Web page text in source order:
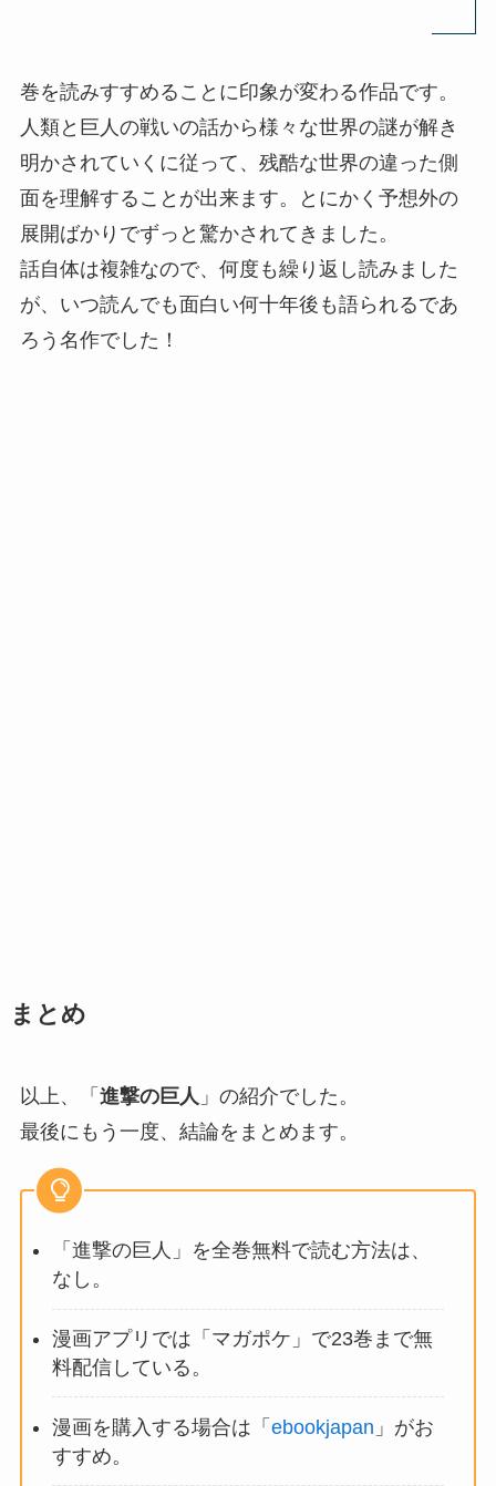
巻を読みすすめることに印象が変わる作品です。
人類と巨人の戦いの話から様々な世界の謎が解き
明かされていくに従って、残酷な世界の違った側
面を理解することが出来ます。とにかく予想外の
展開ばかりでずっと驚かされてきました。
話自体は複雑なので、何度も繰り返し読みました
が、いつ読んでも面白い何十年後も語られるであ
ろう名作でした！
まとめ
以上、「 進撃の巨人 」の紹介でした。
最後にもう一度、結論をまとめます。
「進撃の巨人」を全巻無料で読む方法は、
なし。
漫画アプリでは「マガポケ」で23巻まで無
料配信している。
漫画を購入する場合は「 ebookjapan 」がお
すすめ。